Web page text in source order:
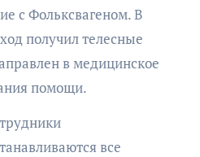
с Фольксвагеном. В
получил телесные
в медицинское
помощи.
все